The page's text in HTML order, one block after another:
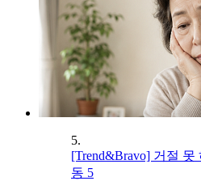
5.
[Trend&Bravo] 거절
동 5